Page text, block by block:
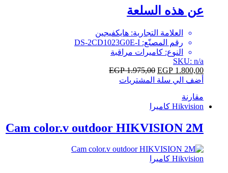
of
5
عن هذه السلعة
العلامة التجارية: هايكفيجين
رقم المصنّع: DS-2CD1023G0E-I
النوع: كاميرات مراقبة
SKU: n/a
EGP 1.800,00
EGP1.975,00
أضف الي سلة المشتريات
مقارنة
Hikvision كاميرا
Cam color.v outdoor HIKVISION 2M
Hikvision كاميرا